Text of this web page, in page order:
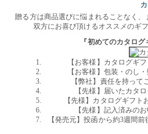
贈る方は商品選びに悩まれることなく
双方にお喜び頂けるオススメのギ
『初めてのカタロ
【お客様】カタログギ
【お客様】包装・のし
【弊社】責任を持って
【先様】届いたカタ
【先様】カタログギフ
【先様】記入済みの
【発売元】投函から約3週間